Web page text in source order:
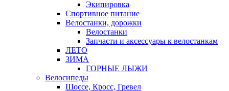
Экипировка
Спортивное питание
Велостанки, дорожки
Велостанки
Запчасти и аксессуары к велостанкам
ЛЕТО
ЗИМА
ГОРНЫЕ ЛЫЖИ
Велосипеды
Шоссе, Кросс, Гревел